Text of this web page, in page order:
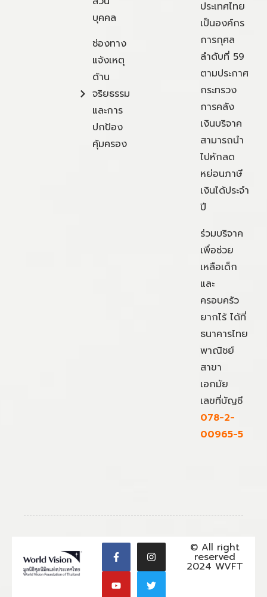
บุคคล
ช่องทาง
แจ้งเหตุ
ด้าน
จริยธรรม
และการ
ปกป้อง
คุ้มครอง
ประเทศไทย
เป็นองค์กร
การกุศล
ลำดับที่ 59
ตามประกาศ
กระทรวง
การคลัง
เงินบริจาค
สามารถนำ
ไปหักลด
หย่อนภาษี
เงินได้ประจำ
ปี
ร่วมบริจาค
เพื่อช่วย
เหลือเด็ก
และ
ครอบครัว
ยากไร้ ได้ที่
ธนาคารไทย
พาณิชย์
สาขา
เอกมัย
เลขที่บัญชี
078-2-
00965-5
© All right
reserved
2024 WVFT